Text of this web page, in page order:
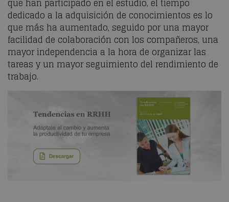
que han participado en el estudio, el tiempo
dedicado a la adquisición de conocimientos es lo
que más ha aumentado, seguido por una mayor
facilidad de colaboración con los compañeros, una
mayor independencia a la hora de organizar las
tareas y un mayor seguimiento del rendimiento de
trabajo.